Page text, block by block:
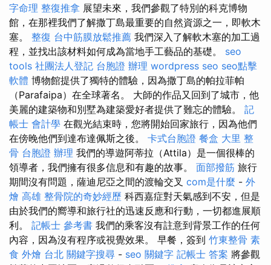
字命理 整復推拿 展望未來，我們參觀了特別的科克博物
館，在那裡我們了解撒丁島最重要的自然資源之一，即軟木
塞。 整復 台中筋膜放鬆推薦 我們深入了解軟木塞的加工過
程，並找出該材料如何成為當地手工藝品的基礎。 seo
tools 社團法人登記 台胞證 辦理 wordpress seo seo點擊
軟體 博物館提供了獨特的體驗，因為撒丁島的帕拉菲帕
（Parafaipa）在全球著名。 大師的作品又回到了城市，他
美麗的建築物和別墅為建築愛好者提供了難忘的體驗。 記
帳士 會計學 在觀光結束時，您將開始回家旅行，因為他們
在傍晚他們到達布達佩斯之後。 卡式台胞證 餐盒 大里 整
骨 台胞證 辦理 我們的導遊阿蒂拉（Attila）是一個很棒的
領導者，我們擁有很多信息和有趣的故事。 面部撥筋 旅行
期間沒有問題，薩迪尼亞之間的渡輪交叉 com是什麼 - 外
燴 高雄 整骨院的奇妙經歷 科西嘉症對天氣感到不安，但是
由於我們的嚮導和旅行社的迅速反應和行動，一切都進展順
利。 記帳士 參考書 我們的乘客沒有註意到背景工作的任何
內容，因為沒有程序或視覺效果。 早餐，簽到 竹東整骨 素
食 外燴 台北 關鍵字搜尋 - seo 關鍵字 記帳士 答案 將參觀